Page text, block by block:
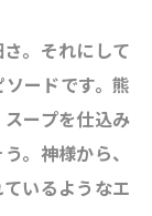
。それにして
ードです。熊
ープを仕込み
。神様から、
いるようなエ